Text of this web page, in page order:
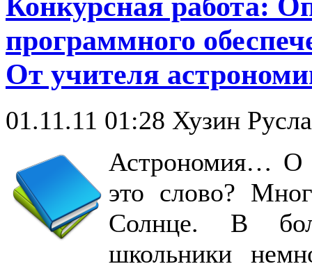
программного
От учителя
01.11.11 01:28 Хузин
Астрономия… О
это слово?
Солнце. В
школьники